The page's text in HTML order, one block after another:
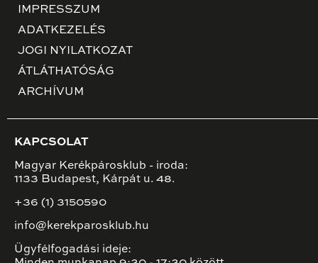
IMPRESSZUM
ADATKEZELÉS
JOGI NYILATKOZAT
ÁTLÁTHATÓSÁG
ARCHÍVUM
KAPCSOLAT
Magyar Kerékpárosklub - iroda:
1133 Budapest, Kárpát u. 48.
+36 (1) 3150590
info@kerekparosklub.hu
Ügyfélfogadási ideje: